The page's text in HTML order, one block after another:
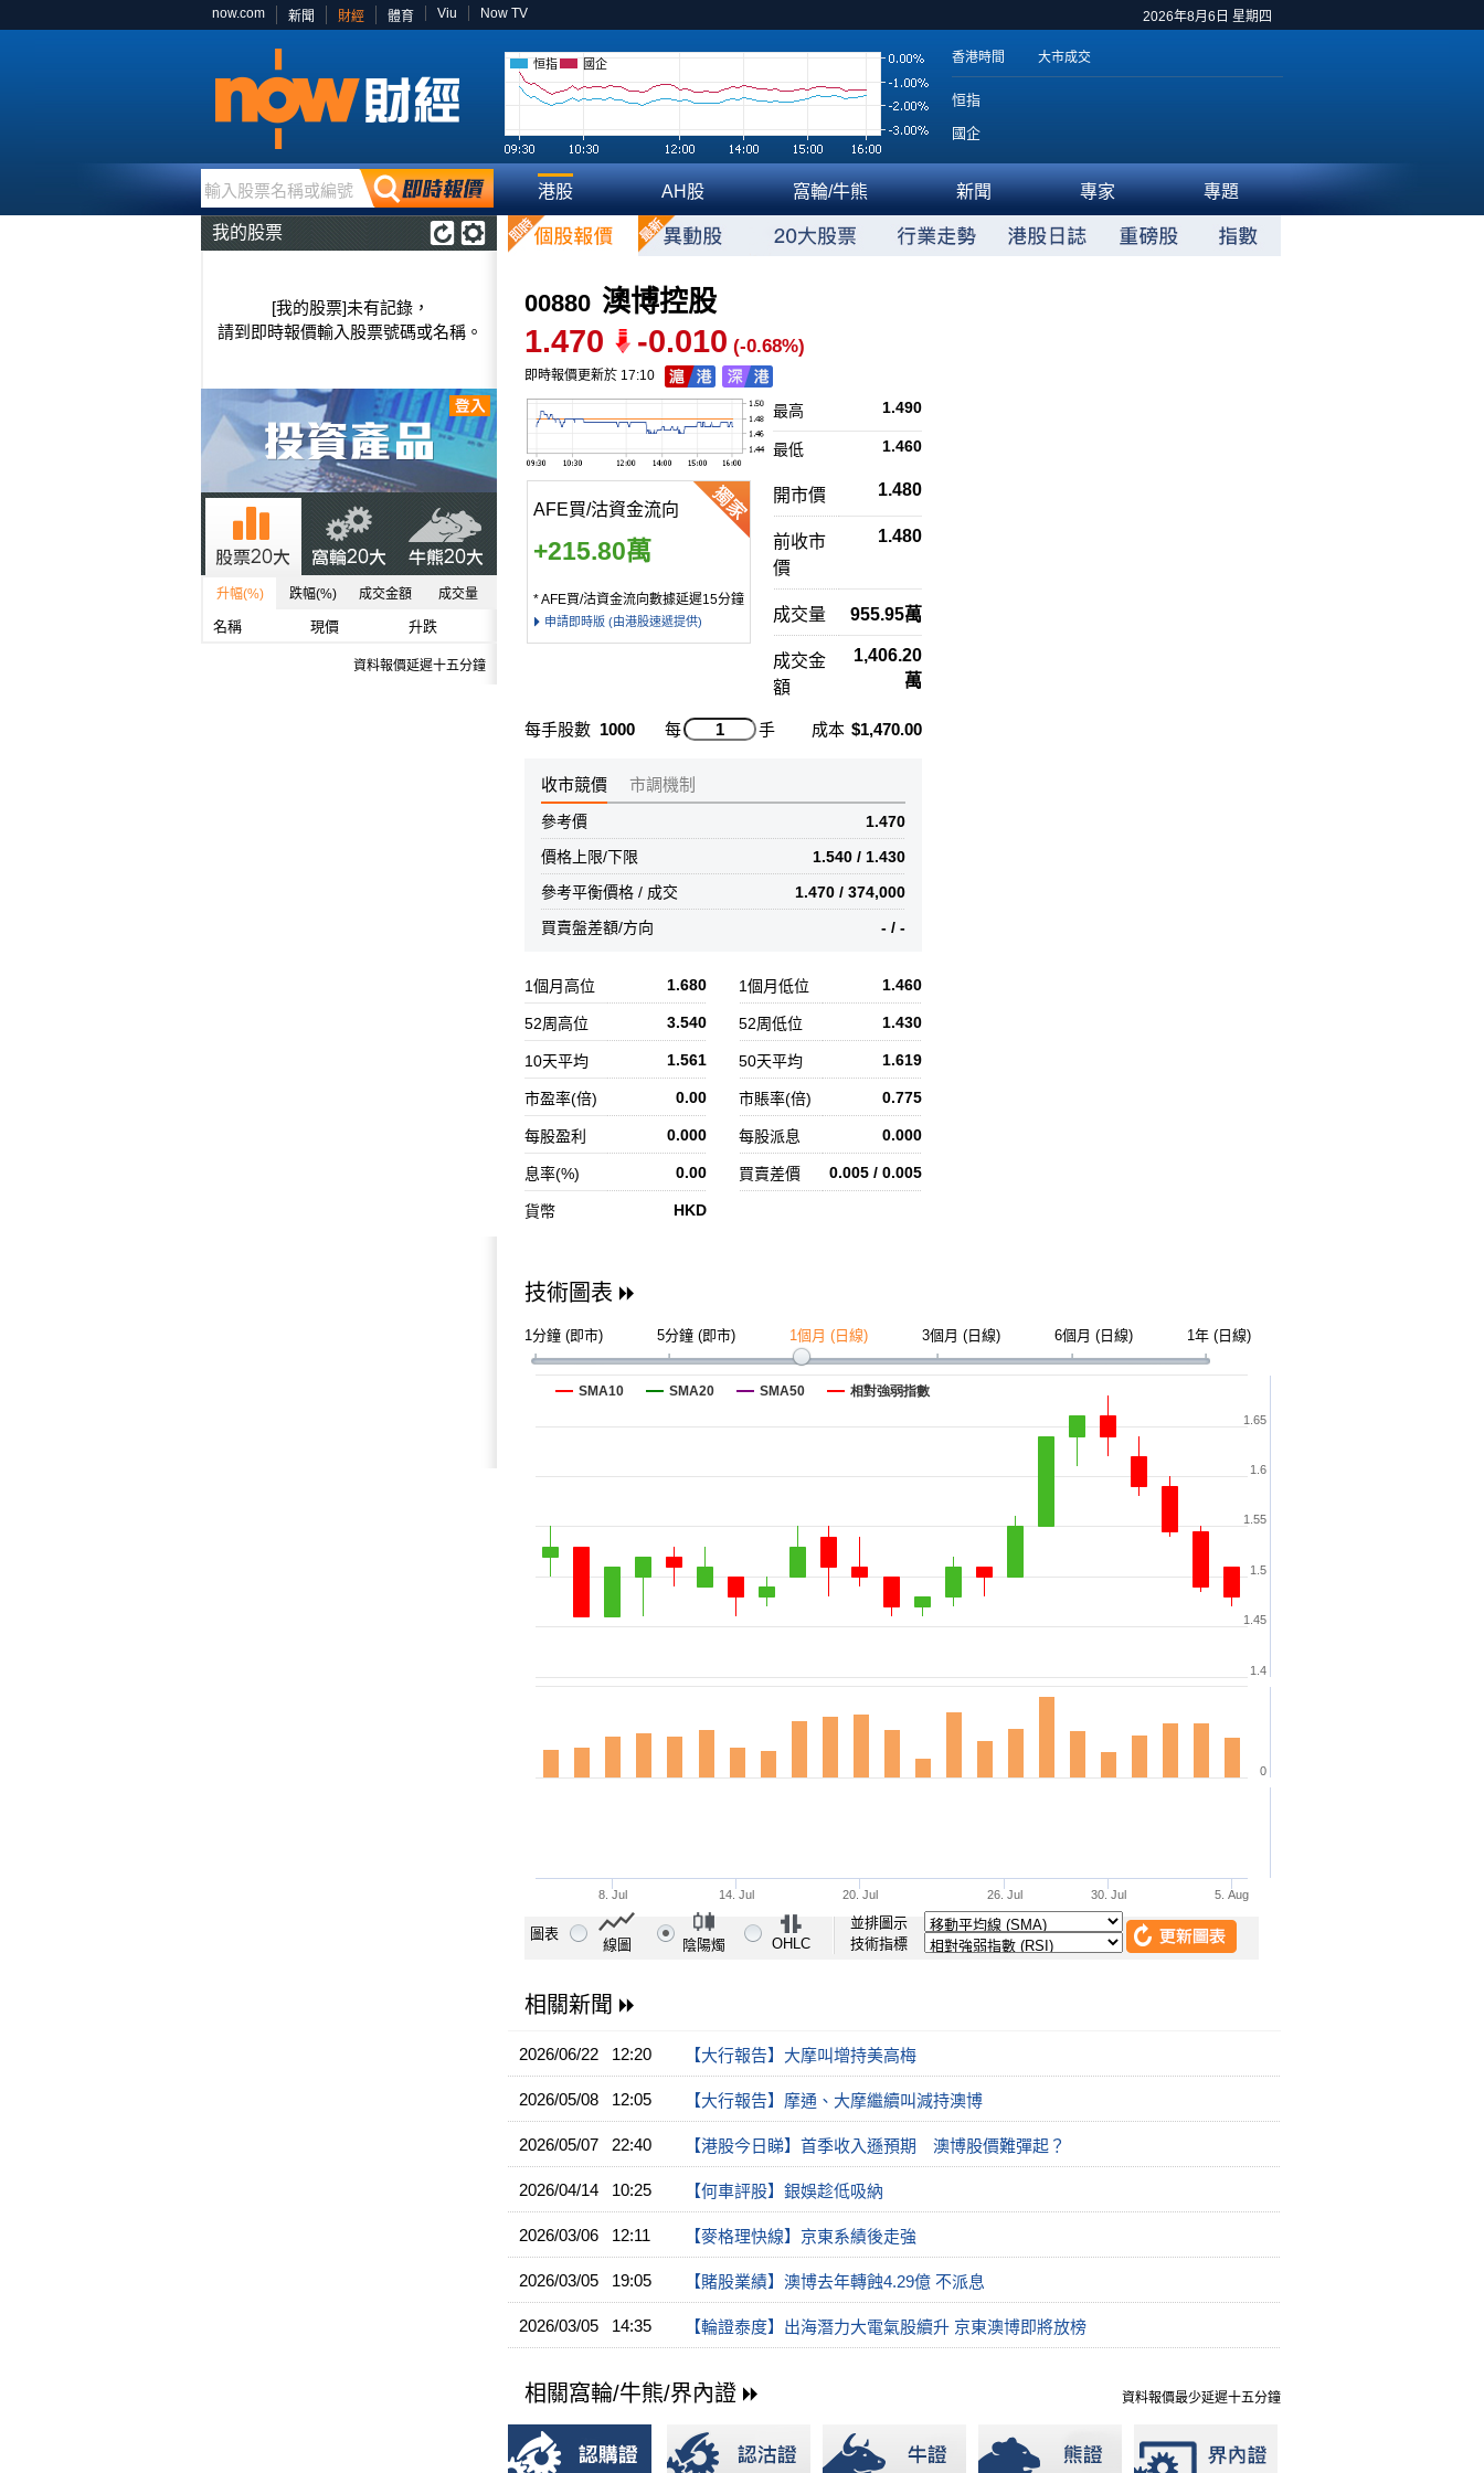
2026年8月6日 星期四
now.com 新聞 財經 體育 Viu Now TV
恒指 國企 香港時間 大市成交
恒指
國企
輸入股票名稱或編號 港股 AH股 窩輪/牛熊 新聞 專家 專題
我的股票
[我的股票]未有記錄，
請到即時報價輸入股票號碼或名稱。
升幅(%) 跌幅(%) 成交金額 成交量
名稱 現價 升跌
資料報價延遲十五分鐘
00880 澳博控股
1.470 -0.010 (-0.68%)
即時報價更新於 17:10
1.490
最高
1.460
最低
AFE買/沽資金流向
+215.80萬
* AFE買/沽資金流向數據延遲15分鐘
申請即時版 (由港股速遞提供)
開市價 1.480
前收市
價
1.480
成交量 955.95萬
成交金
額
1,406.20
萬
每手股數 1000 每 手 成本 $1,470.00
收市競價 市調機制
1.470
參考價
1.540 / 1.430
價格上限/下限
1.470 / 374,000
參考平衡價格 / 成交
- / -
買賣盤差額/方向
1個月高位 1.680 1個月低位 1.460
52周高位 3.540 52周低位 1.430
10天平均 1.561 50天平均 1.619
市盈率(倍) 0.00 市賬率(倍) 0.775
每股盈利 0.000 每股派息 0.000
息率(%) 0.00 買賣差價 0.005 / 0.005
貨幣 HKD
技術圖表
1分鐘 (即市) 5分鐘 (即市) 1個月 (日線) 3個月 (日線) 6個月 (日線) 1年 (日線)
圖表
線圖 陰陽燭 OHLC
並排圖示
技術指標
相關新聞
2026/06/22 12:20 【大行報告】大摩叫增持美高梅
2026/05/08 12:05 【大行報告】摩通、大摩繼續叫減持澳博
2026/05/07 22:40 【港股今日睇】首季收入遜預期 澳博股價難彈起？
2026/04/14 10:25 【何車評股】銀娛趁低吸納
2026/03/06 12:11 【麥格理快線】京東系績後走強
2026/03/05 19:05 【賭股業績】澳博去年轉蝕4.29億 不派息
2026/03/05 14:35 【輪證泰度】出海潛力大電氣股續升 京東澳博即將放榜
資料報價最少延遲十五分鐘
相關窩輪/牛熊/界內證